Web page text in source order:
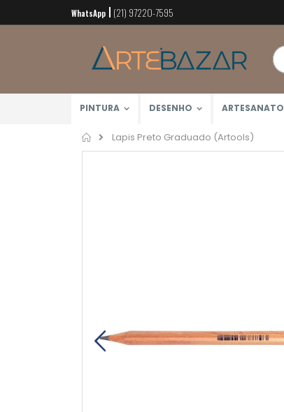
Pular
para
conteúdo
WhatsApp (21) 97220-7595
PINTURA DESENHO ARTESANATO
Home
Lapis Preto Graduado (Artools)
Pular